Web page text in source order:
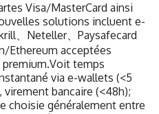
Visa/MasterCard ainsi
solutions incluent e-
、Neteller、Paysafecard
Ethereum acceptées
temps
via e-wallets (<5
virement bancaire (<48h);
choisie généralement entre